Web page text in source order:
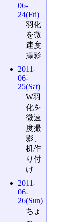
06-
24(Fri)
羽化
を微
速度
撮影
2011-
06-
25(Sat)
W羽
化を
微速
度撮
影、
机作
り付
け
2011-
06-
26(Sun)
ちょ